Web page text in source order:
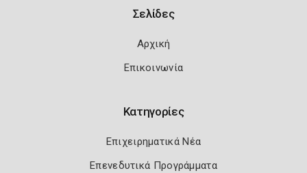
Σελίδες
Αρχική
Επικοινωνία
Κατηγορίες
Επιχειρηματικά Νέα
Επενεδυτικά Προγράμματα